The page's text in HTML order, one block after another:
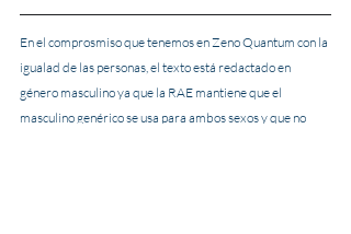
En el comprosmiso que tenemos en Zeno Quantum con la
igualad de las personas, el texto está redactado en
género masculino ya que la RAE mantiene que el
masculino genérico se usa para ambos sexos y que no